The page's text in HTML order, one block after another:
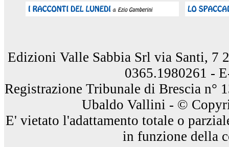
Edizioni Valle Sabbia Srl via Santi, 7
0365.1980261 -
Registrazione Tribunale di Brescia n°
Ubaldo Vallini - ©
E' vietato l'adattamento totale o
in funzione della